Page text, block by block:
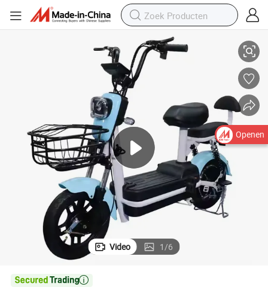
Afstand Elektrische Fiets voor Volwassenen
Nieuwe Aankomst Stadsfiets 48V 350W 500W Chinese Elektrische
Video 1/6

Openen